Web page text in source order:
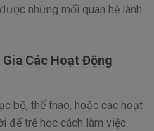
những mối quan hệ lành
Các Hoạt Động
bộ, thể thao, hoặc các hoạt
để trẻ học cách làm việc